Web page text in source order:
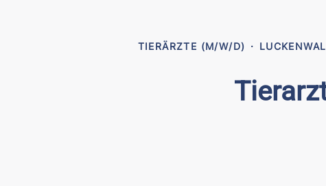
TIERÄRZTE (M/W/D) ·